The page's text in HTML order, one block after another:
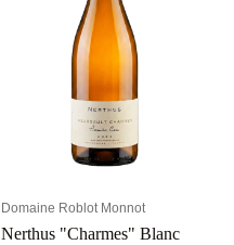
Domaine Roblot Monnot
Nerthus "Charmes" Blanc